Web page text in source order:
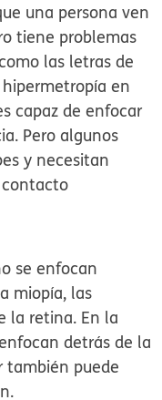
una persona ven
tiene problemas
las letras de
en
capaz de enfocar
Pero algunos
y necesitan
se enfocan
miopía, las
la retina. En la
detrás de la
también puede